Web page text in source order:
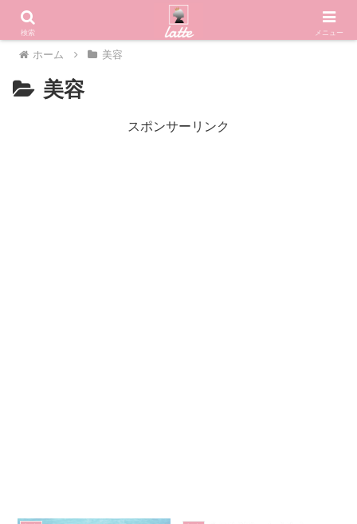
ホーム 美容
美容
スポンサーリンク
検索 メニュー